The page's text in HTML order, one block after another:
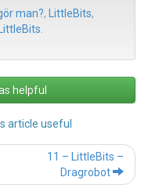
man?, LittleBits,
LittleBits
helpful
article useful
11 – LittleBits –
Dragrobot